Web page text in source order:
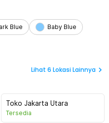
Blue Baby Blue
Lihat 6 Lokasi Lainnya
Toko Jakarta Utara
Tersedia